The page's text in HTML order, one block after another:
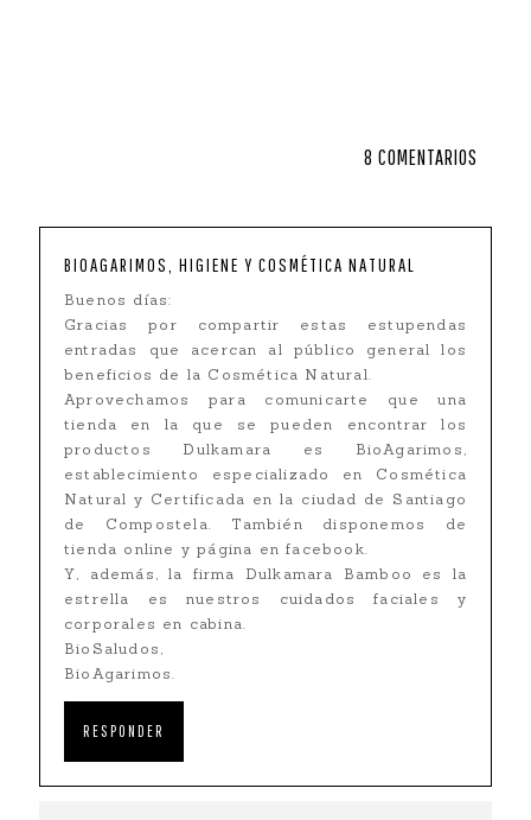
8 COMENTARIOS
BIOAGARIMOS, HIGIENE Y COSMÉTICA NATURAL
Buenos días:
Gracias por compartir estas estupendas
entradas que acercan al público general los
beneficios de la Cosmética Natural.
Aprovechamos para comunicarte que una
tienda en la que se pueden encontrar los
productos Dulkamara es BioAgarimos,
establecimiento especializado en Cosmética
Natural y Certificada en la ciudad de Santiago
de Compostela. También disponemos de
tienda online y página en facebook.
Y, además, la firma Dulkamara Bamboo es la
estrella es nuestros cuidados faciales y
corporales en cabina.
BioSaludos,
BioAgarimos.
RESPONDER